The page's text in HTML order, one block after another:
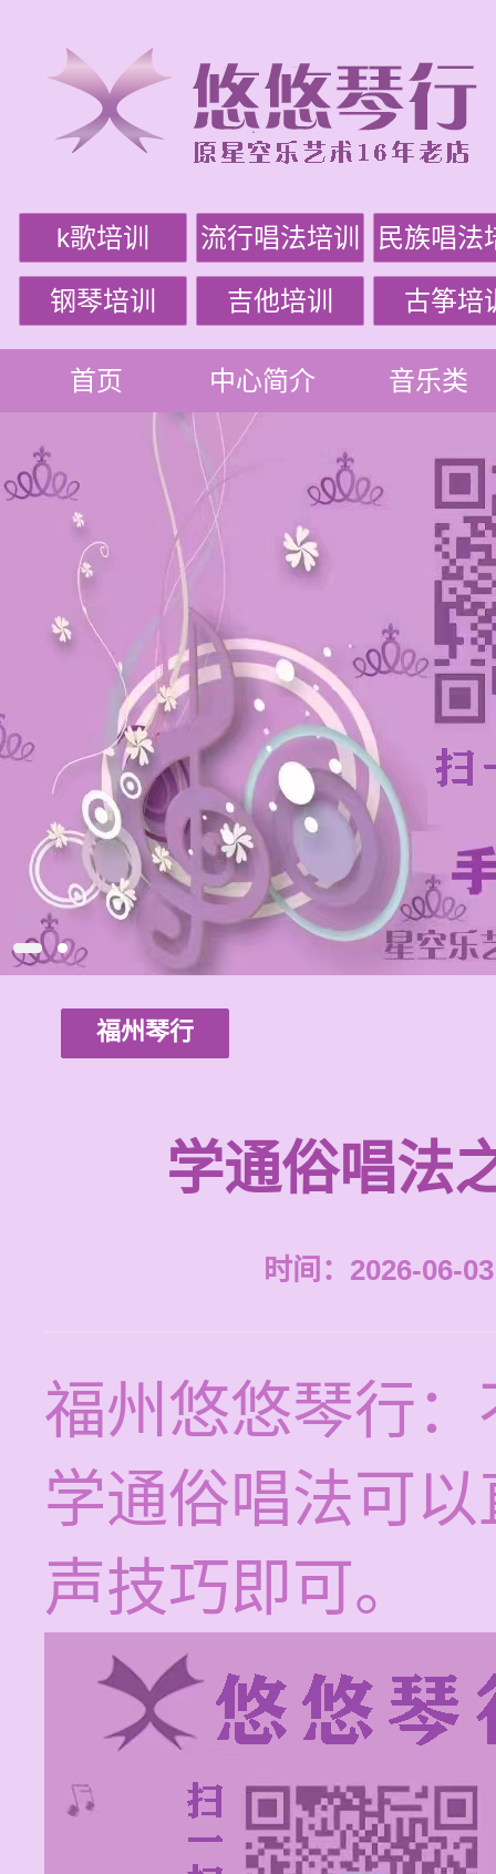
k歌培训 流行唱法培训 民族唱法
钢琴培训 吉他培训 古筝培
首页 中心简介 音乐类
福州琴行
学通俗唱法
时间：2026-06-
福州悠悠琴行
学通俗唱法可
声技巧即可。